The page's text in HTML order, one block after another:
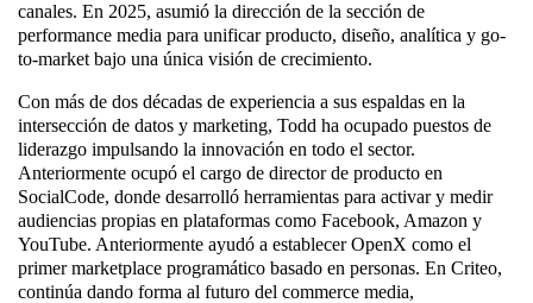
canales. En 2025, asumió la dirección de la sección de
performance media para unificar producto, diseño, analítica y go-
to-market bajo una única visión de crecimiento.
Con más de dos décadas de experiencia a sus espaldas en la
intersección de datos y marketing, Todd ha ocupado puestos de
liderazgo impulsando la innovación en todo el sector.
Anteriormente ocupó el cargo de director de producto en
SocialCode, donde desarrolló herramientas para activar y medir
audiencias propias en plataformas como Facebook, Amazon y
YouTube. Anteriormente ayudó a establecer OpenX como el
primer marketplace programático basado en personas. En Criteo,
continúa dando forma al futuro del commerce media,